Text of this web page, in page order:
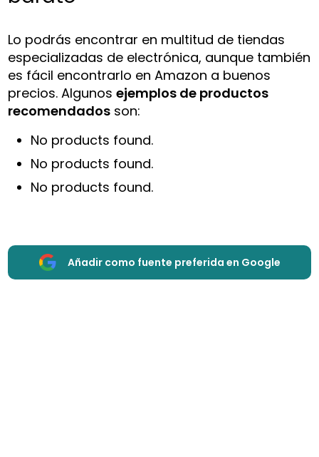
Lo podrás encontrar en multitud de tiendas
especializadas de electrónica, aunque también
es fácil encontrarlo en Amazon a buenos
precios. Algunosejemplos de productos
recomendados son:
No products found.
No products found.
No products found.
Añadir como fuente preferida en Google